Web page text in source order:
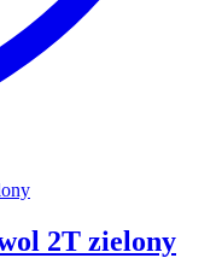
2T zielony